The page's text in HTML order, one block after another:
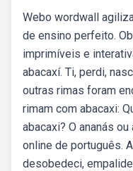
Webo wordwall
de ensino perfeito.
imprimíveis e
abacaxí. Ti, perdi,
outras rimas foram
rimam com abacaxi:
abacaxi? O ananás
online de português.
desobedeci,